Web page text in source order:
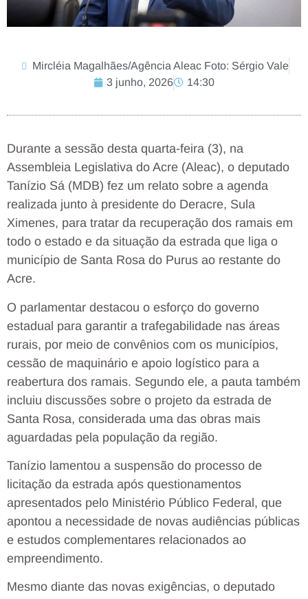
Mircléia Magalhães/Agência Aleac Foto: Sérgio Vale
3 junho, 2026
14:30
Durante a sessão desta quarta-feira (3), na
Assembleia Legislativa do Acre (Aleac), o deputado
Tanízio Sá (MDB) fez um relato sobre a agenda
realizada junto à presidente do Deracre, Sula
Ximenes, para tratar da recuperação dos ramais em
todo o estado e da situação da estrada que liga o
município de Santa Rosa do Purus ao restante do
Acre.
O parlamentar destacou o esforço do governo
estadual para garantir a trafegabilidade nas áreas
rurais, por meio de convênios com os municípios,
cessão de maquinário e apoio logístico para a
reabertura dos ramais. Segundo ele, a pauta também
incluiu discussões sobre o projeto da estrada de
Santa Rosa, considerada uma das obras mais
aguardadas pela população da região.
Tanízio lamentou a suspensão do processo de
licitação da estrada após questionamentos
apresentados pelo Ministério Público Federal, que
apontou a necessidade de novas audiências públicas
e estudos complementares relacionados ao
empreendimento.
Mesmo diante das novas exigências, o deputado